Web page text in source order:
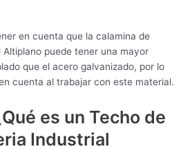
en cuenta que la calamina de
puede tener una mayor
que el acero galvanizado, por lo
cuenta al trabajar con este material.
es un Techo de
Industrial